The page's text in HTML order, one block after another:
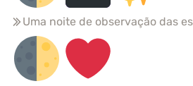
Uma noite de observação das